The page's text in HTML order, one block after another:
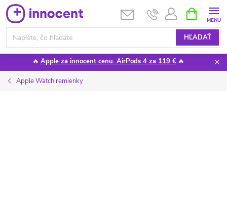
Prejsť
na
obsah
HĽADAŤ
KOŠÍK
🔥 Apple za innocent cenu. AirPods 4 za 119 € 🔥
Apple Watch remienky